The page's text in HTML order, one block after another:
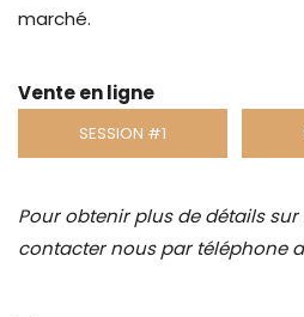
marché.
Vente en ligne
SESSION #1
Pour obtenir plus de détails sur
contacter nous par téléphone